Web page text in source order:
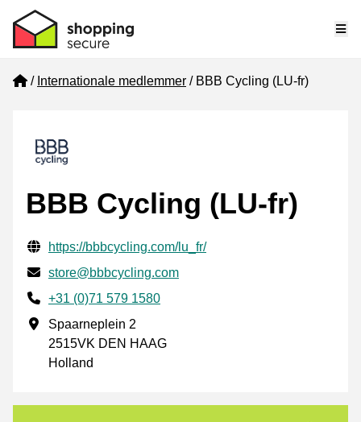
Home
Internationale medlemmer BBB Cycling (LU-fr)
BBB Cycling (LU-fr)
Verificerede kontaktoplysninger
Website URL
https://bbbcycling.com/lu_fr/
E-mail
store@bbbcycling.com
Phone number
+31 (0)71 579 1580
Forretningsadresse
Spaarneplein 2
2515VK DEN HAAG
Holland